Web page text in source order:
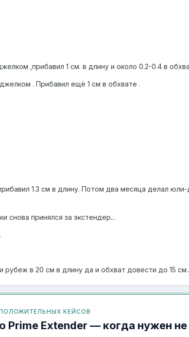
,прибавил 1 см. в длину и около 0.2-0.4 в
. Прибавил ещё 1 см в обхвате .
1.3 см в длину. Потом два месяца делал
снова принялся за экстендер...
в 20 см в длину да и обхват довести до 15
КЕЙСОВ
Prime Extender — когда нужен